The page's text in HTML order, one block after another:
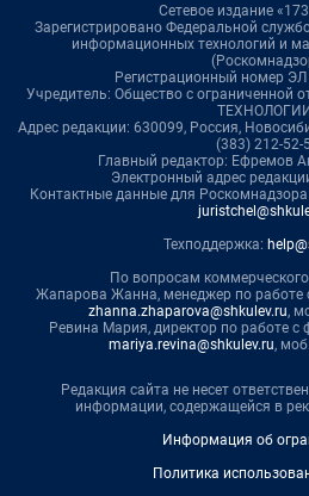
Сетевое издание
Зарегистрировано Федеральной
информационных технологий и
Регистрационный номер
Учредитель: Общество с ограниченной
Адрес редакции: 630099, Россия,
(383) 212-52-
Главный редактор: Ефремов
Электронный адрес
Контактные данные для Роскомнадзора
Техподдержка:
По вопросам
Жапарова Жанна, менеджер по работе
zhanna.zhaparova@shkulev.ru,
Ревина Мария, директор по работе
mariya.revina@shkulev.ru,
Редакция сайта не несет
информации, содержащейся в
Информация об
Политика